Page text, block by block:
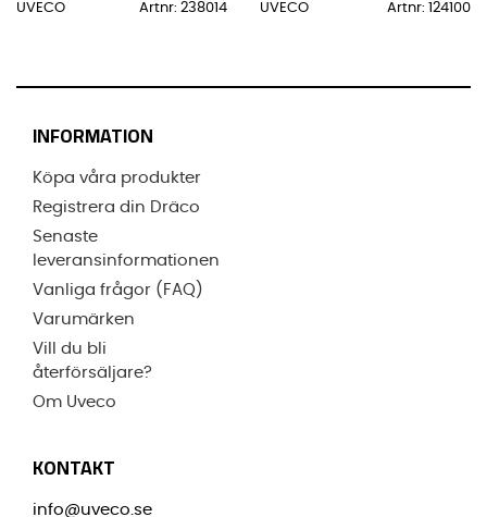
UVECO Artnr: 238014 UVECO Artnr: 124100
INFORMATION
Köpa våra produkter
Registrera din Dräco
Senaste
leveransinformationen
Vanliga frågor (FAQ)
Varumärken
Vill du bli
återförsäljare?
Om Uveco
KONTAKT
info@uveco.se